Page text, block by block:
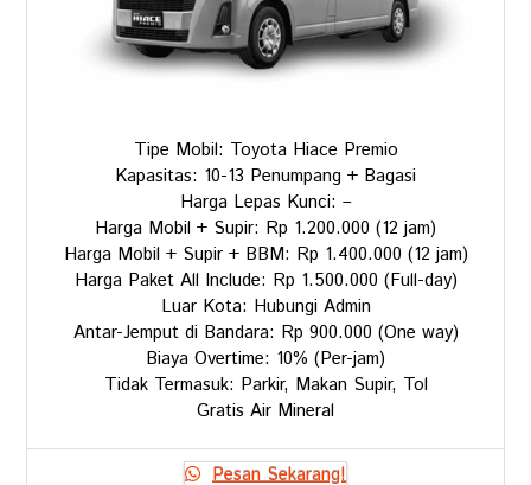
Tipe Mobil: Toyota Hiace Premio
Kapasitas: 10-13 Penumpang + Bagasi
Harga Lepas Kunci: –
Harga Mobil + Supir: Rp 1.200.000 (12 jam)
Harga Mobil + Supir + BBM: Rp 1.400.000 (12 jam)
Harga Paket All Include: Rp 1.500.000 (Full-day)
Luar Kota: Hubungi Admin
Antar-Jemput di Bandara: Rp 900.000 (One way)
Biaya Overtime: 10% (Per-jam)
Tidak Termasuk: Parkir, Makan Supir, Tol
Gratis Air Mineral
Pesan Sekarang!